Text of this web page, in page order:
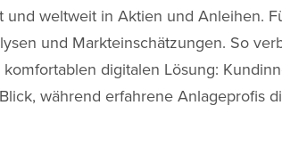
weltweit in Aktien und Anleihen.
und Markteinschätzungen. So
digitalen Lösung:
während erfahrene Anlageprofis